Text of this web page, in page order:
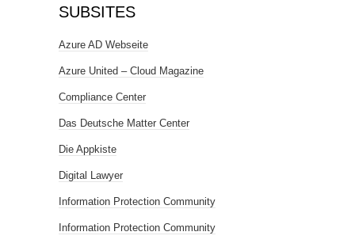
SUBSITES
Azure AD Webseite
Azure United – Cloud Magazine
Compliance Center
Das Deutsche Matter Center
Die Appkiste
Digital Lawyer
Information Protection Community
Information Protection Community